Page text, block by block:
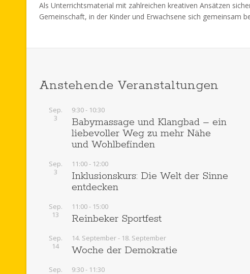
Als Unterrichtsmaterial mit zahlreichen kreativen Ansätzen
Gemeinschaft, in der Kinder und Erwachsene sich gemeinsam
Anstehende Veranstaltungen
Sep.
3
9:30- 10:30
Babymassage und Klangbad – ein
liebevoller Weg zu mehr Nähe
und Wohlbefinden
Sep.
3
11:00- 12:00
Inklusionskurs: Die Welt der Sinne
entdecken
Sep.
13
11:00- 15:00
Reinbeker Sportfest
Sep.
14
14. September- 18. September
Woche der Demokratie
Sep.
9:30- 11:30